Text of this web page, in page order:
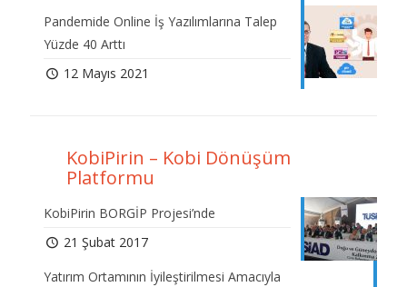
Pandemide Online İş Yazılımlarına Talep
Yüzde 40 Arttı
12 Mayıs 2021
KobiPirin – Kobi Dönüşüm
Platformu
KobiPirin BORGİP Projesi’nde
21 Şubat 2017
Yatırım Ortamının İyileştirilmesi Amacıyla